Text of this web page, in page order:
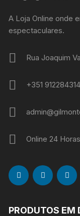
A Loja Online onde
espectaculares.
Rua Joaquim
+351 912284314
Online 24 Horas
PRODUTOS EM